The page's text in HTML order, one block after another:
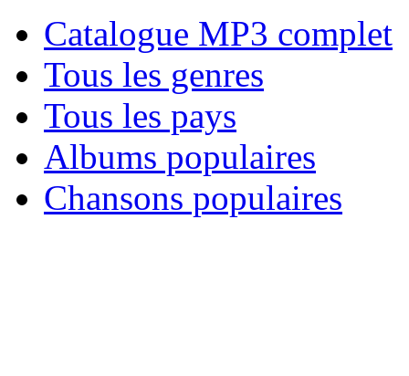
Catalogue MP3 complet
Tous les genres
Tous les pays
Albums populaires
Chansons populaires